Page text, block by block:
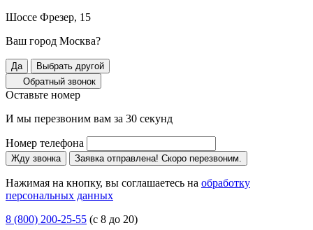
Шоссе Фрезер, 15
Ваш город Москва?
Да
Выбрать другой
Обратный звонок
Оставьте номер
И мы перезвоним вам за 30 секунд
Номер телефона
Жду звонка Заявка отправлена! Скоро перезвоним.
Нажимая на кнопку, вы соглашаетесь на обработку
персональных данных
8 (800) 200-25-55 (с 8 до 20)